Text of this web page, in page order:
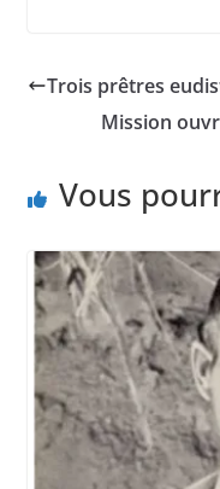
Trois prêtres
Mission
Vous